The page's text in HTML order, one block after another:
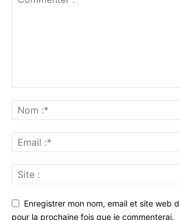
Enregistrer mon nom, email et site web
pour la prochaine fois que je commenterai.